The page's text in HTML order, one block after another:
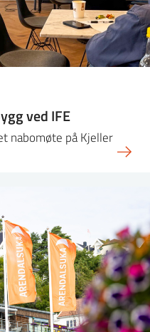
ved IFE
nabomøte på Kjeller